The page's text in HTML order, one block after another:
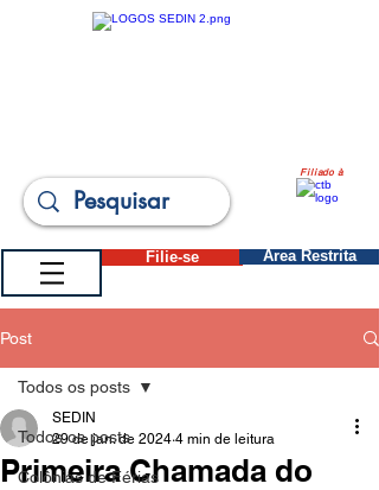
Filiado à
Filie-se Área Restrita
Post
Todos os posts
Colônias de Férias
Todos os posts
Primeira Chamada do
SEDIN
29 de jan. de 2024 4 min de leitura